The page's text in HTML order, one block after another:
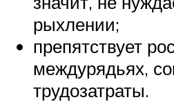
рыхлении;
препятствует
междурядьях,
трудозатраты.